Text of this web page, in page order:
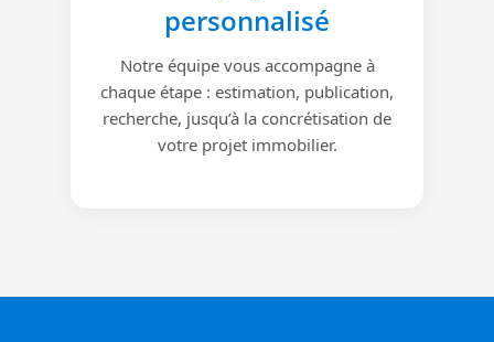
personnalisé
Notre équipe vous accompagne à
chaque étape : estimation, publication,
recherche, jusqu’à la concrétisation de
votre projet immobilier.